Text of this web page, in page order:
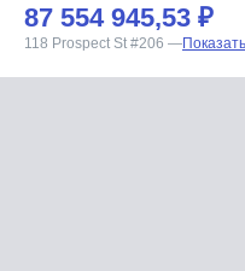
87 554 945,53 ₽
118 Prospect St #206 —